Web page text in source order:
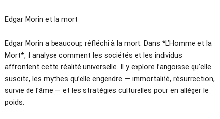
Edgar Morin et la mort
Edgar Morin a beaucoup réfléchi à la mort. Dans *L’Homme et la
Mort*, il analyse comment les sociétés et les individus
affrontent cette réalité universelle. Il y explore l’angoisse qu’elle
suscite, les mythes qu’elle engendre — immortalité, résurrection,
survie de l’âme — et les stratégies culturelles pour en alléger le
poids.